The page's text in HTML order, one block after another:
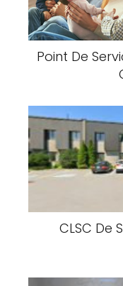
Point De
CLSC De